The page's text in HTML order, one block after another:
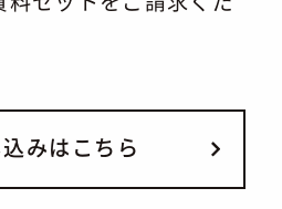
込みは こ ち ら